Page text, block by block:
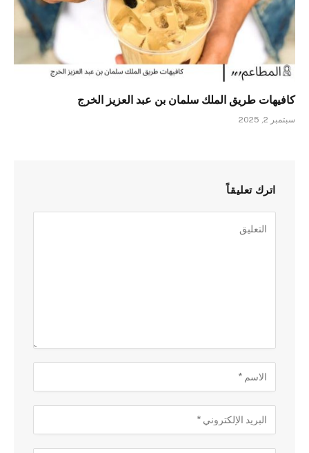
كافيهات طريق الملك سلمان بن عبد العزيز الخرج
سبتمبر 2, 2025
اترك تعليقاً